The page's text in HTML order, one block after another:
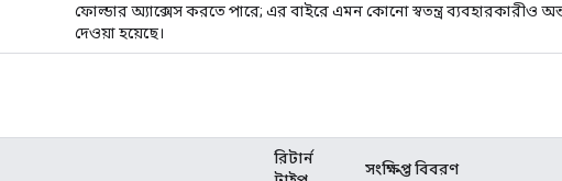
ফোল্ডার অ্যাক্সেস করতে পারে; এর বাইরে এমন কোনো স্বতন্ত্র ব্যবহারকারীও
দেওয়া হয়েছে।
রিটার্ন
সংক্ষিপ্ত বিবরণ